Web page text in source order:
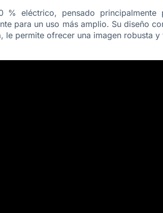
% eléctrico, pensado principalmente
para un uso más amplio. Su diseño
permite ofrecer una imagen robusta